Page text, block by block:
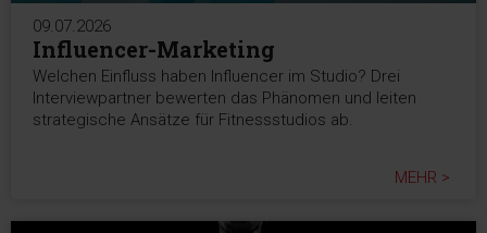
09.07.2026
Influencer-Marketing
Welchen Einfluss haben Influencer im Studio? Drei
Interviewpartner bewerten das Phänomen und leiten
strategische Ansätze für Fitnessstudios ab.
MEHR >